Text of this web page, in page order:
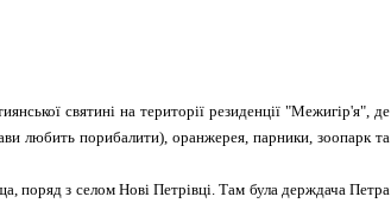
святині на території резиденції "Межигір'я", де
любить порибалити), оранжерея, парники, зоопарк та
поряд з селом Нові Петрівці. Там була держдача Петра